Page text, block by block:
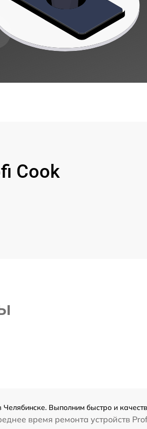
Cook
Выполним быстро и
время ремонта устройств